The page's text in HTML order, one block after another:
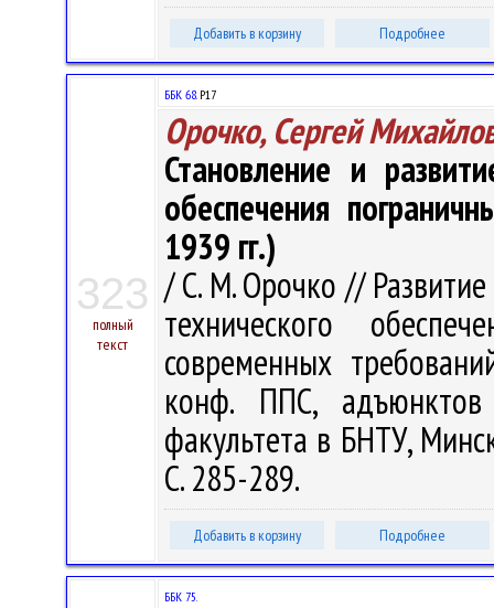
Добавить в корзину Подробнее
323
полный
текст
ББК 68.Р17
Орочко, Сергей
Становление и
обеспечения
1939 гг.)
/ С. М. Орочко //
технического
современных
конф. ППС, адъюнктов
факультета в БНТУ,
С. 285-289.
Добавить в корзину Подробнее
ББК 75.